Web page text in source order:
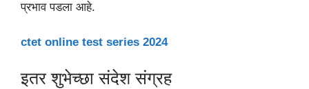
प्रभाव पडला आहे.
ctet online test series 2024
इतर शुभेच्छा संदेश संग्रह